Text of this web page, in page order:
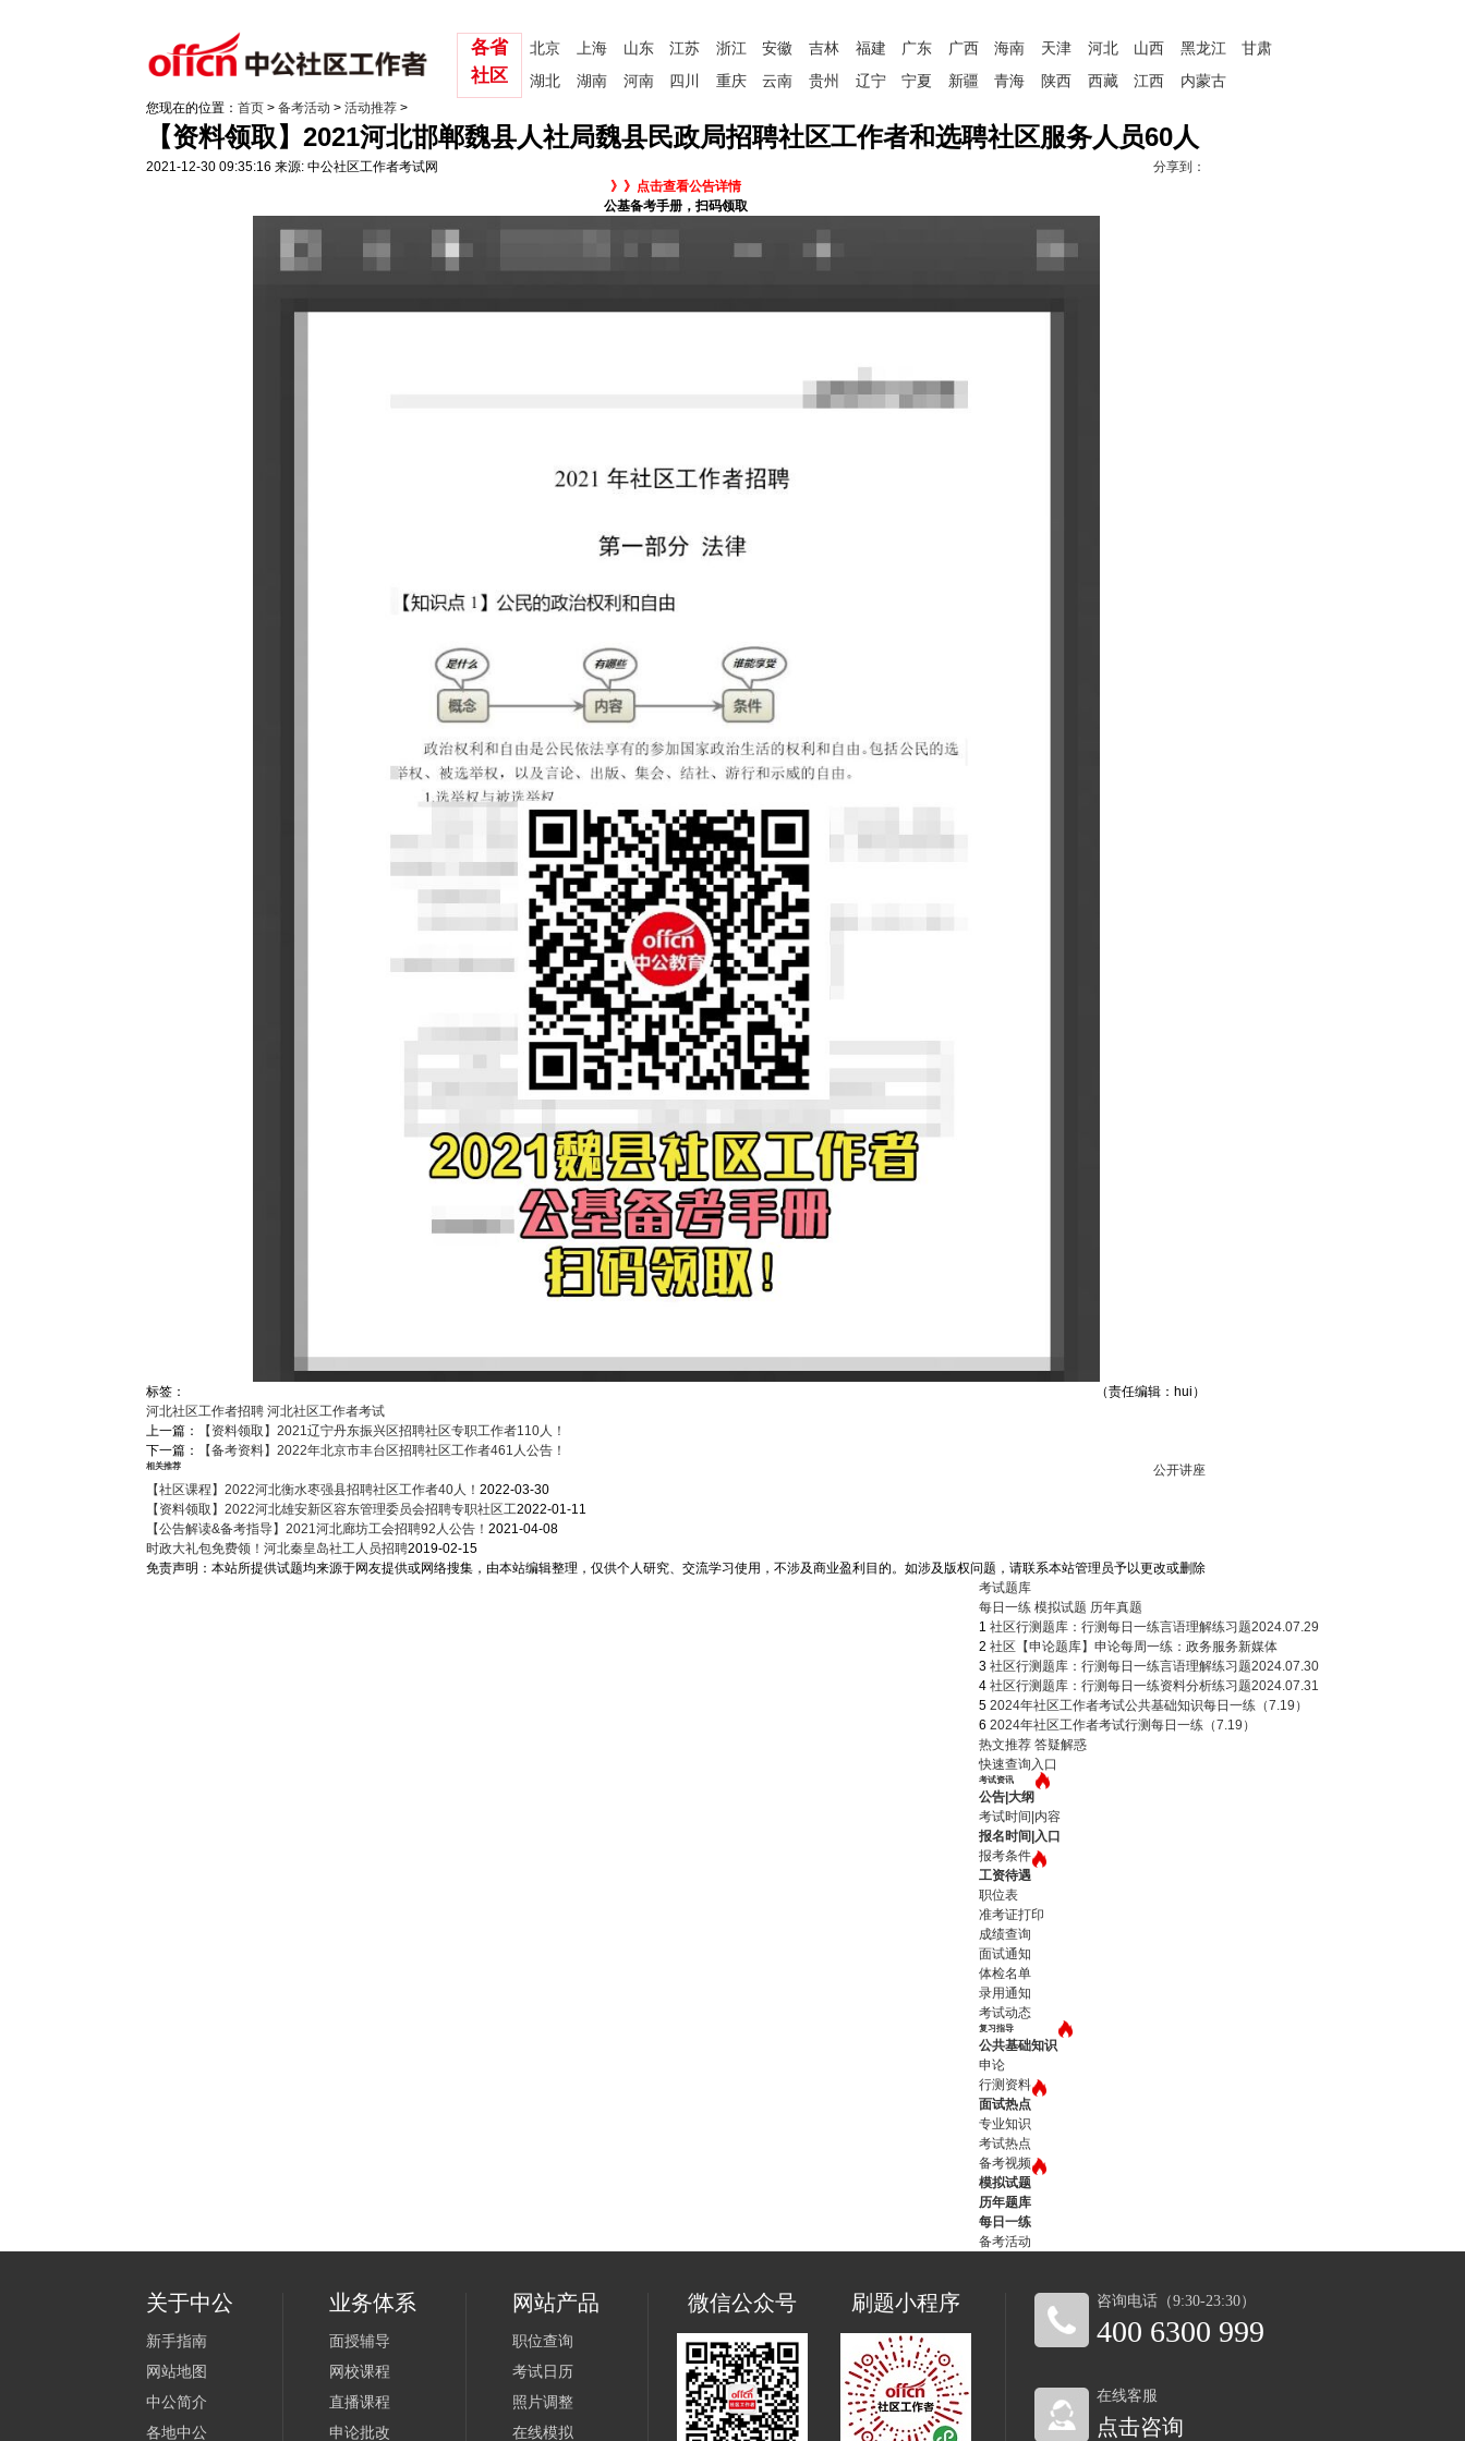
北京 上海 山东 江苏 浙江 安徽 吉林 福建 广东 广西 海南 天津 河北 山西 黑龙江
甘肃
湖北
湖南 河南 四川 重庆 云南 贵州 辽宁 宁夏 新疆 青海 陕西 西藏 江西 内蒙古
各省
社区
您现在的位置：首页 >备考活动 >活动推荐 >
【资料领取】2021河北邯郸魏县人社局魏县民政局招聘社区工作者和选聘社区服务人员60人
2021-12-30 09:35:16 来源: 中公社区工作者考试网
分享到：
》》点击查看公告详情
公基备考手册，扫码领取
标签：
河北社区工作者招聘 河北社区工作者考试
（责任编辑：hui）
上一篇：
【资料领取】2021辽宁丹东振兴区招聘社区专职工作者110人！
下一篇：
【备考资料】2022年北京市丰台区招聘社区工作者461人公告！
相关推荐
公开讲座
【社区课程】2022河北衡水枣强县招聘社区工作者40人！2022-03-30
【资料领取】2022河北雄安新区容东管理委员会招聘专职社区工2022-01-11
【公告解读&备考指导】2021河北廊坊工会招聘92人公告！2021-04-08
时政大礼包免费领！河北秦皇岛社工人员招聘2019-02-15
免责声明：本站所提供试题均来源于网友提供或网络搜集，由本站编辑整理，仅供个人研究、交流学习使用，不涉及商业盈利目的。如涉及版权问题，请联系本站管理员予以更改或删除
考试题库
每日一练 模拟试题 历年真题
1 社区行测题库：行测每日一练言语理解练习题2024.07.29
2 社区【申论题库】申论每周一练：政务服务新媒体
3 社区行测题库：行测每日一练言语理解练习题2024.07.30
4 社区行测题库：行测每日一练资料分析练习题2024.07.31
5 2024年社区工作者考试公共基础知识每日一练（7.19）
6 2024年社区工作者考试行测每日一练（7.19）
热文推荐 答疑解惑
快速查询入口
考试资讯
公告|大纲
考试时间|内容
报名时间|入口
报考条件
工资待遇
职位表
准考证打印
成绩查询
面试通知
体检名单
录用通知
考试动态
复习指导
公共基础知识
申论
行测资料
面试热点
专业知识
考试热点
备考视频
模拟试题
历年题库
每日一练
备考活动
关于中公
新手指南
网站地图
中公简介
各地中公
业务体系
面授辅导
网校课程
直播课程
申论批改
网站产品
职位查询
考试日历
照片调整
在线模拟
微信公众号 刷题小程序 咨询电话（9:30-23:30）
400 6300 999
在线客服
点击咨询